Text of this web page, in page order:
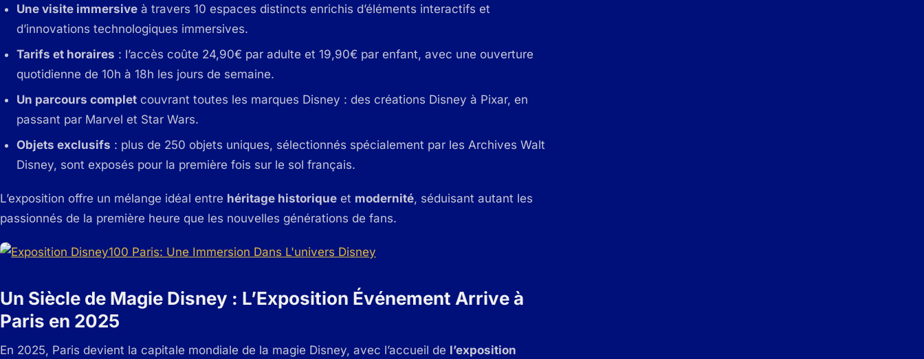
Une visite immersive à travers 10 espaces distincts enrichis d’éléments interactifs et
d’innovations technologiques immersives.
Tarifs et horaires : l’accès coûte 24,90€ par adulte et 19,90€ par enfant, avec une ouverture
quotidienne de 10h à 18h les jours de semaine.
Un parcours complet couvrant toutes les marques Disney : des créations Disney à Pixar, en
passant par Marvel et Star Wars.
Objets exclusifs : plus de 250 objets uniques, sélectionnés spécialement par les Archives Walt
Disney, sont exposés pour la première fois sur le sol français.
L’exposition offre un mélange idéal entre héritage historique et modernité, séduisant autant les
passionnés de la première heure que les nouvelles générations de fans.
Un Siècle de Magie Disney : L’Exposition Événement Arrive à
Paris en 2025
En 2025, Paris devient la capitale mondiale de la magie Disney, avec l’accueil de l’exposition